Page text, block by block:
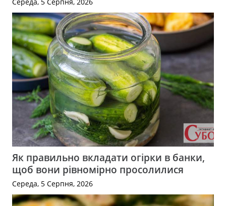
Як правильно вкладати огірки в банки,
щоб вони рівномірно просолилися
Середа, 5 Серпня, 2026